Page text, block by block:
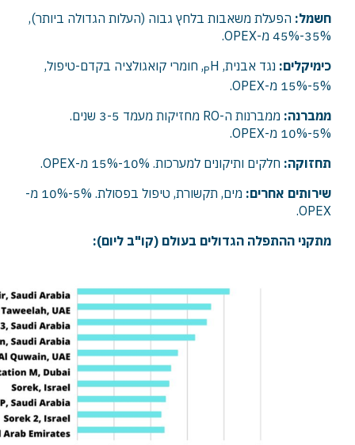
חשמל: הפעלת משאבות בלחץ גבוה (העלות הגדולה ביותר),
35%-45% מ-OPEX.
כימיקלים: נגד אבנית, PH, חומרי קואגולציה בקדם-טיפול,
5%-15% מ-OPEX.
ממברנה:
ממברנות ה-RO מחזיקות מעמד 3-5 שנים.
5%-10% מ-OPEX.
תחזוקה: חלקים ותיקונים למערכות. 10%-15% מ-OPEX.
שירותים אחרים:
מים, תקשורת, טיפול בפסולת. 5%-10% מ-
OPEX.
מתקני ההתפלה הגדולים בעולם (קו"ב ליום):